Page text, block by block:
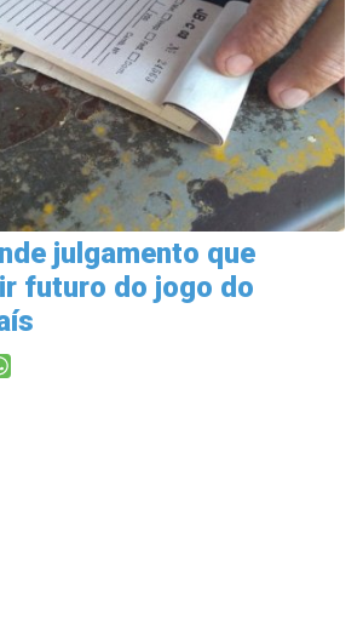
julgamento que
futuro do jogo do